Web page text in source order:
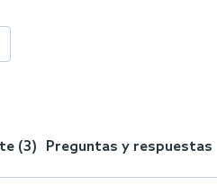
(3) Preguntas y respuestas